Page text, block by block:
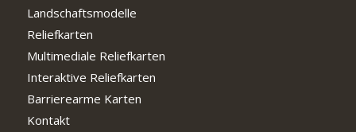
Landschaftsmodelle
Reliefkarten
Multimediale Reliefkarten
Interaktive Reliefkarten
Barrierearme Karten
Kontakt